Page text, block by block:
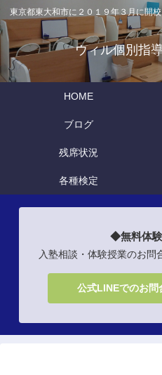
東京都東大和市に２０１９年３月に開
ウィル個別指
HOME
ブログ
残席状況
各種検定
◆無料体
入塾相談・体験授業のお問
公式LINEでのお問